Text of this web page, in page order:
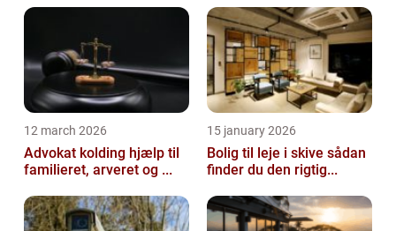
grund for hver enkelt taske. Chanel...
12 march 2026
Advokat kolding hjælp til
familieret, arveret og ...
15 january 2026
Bolig til leje i skive sådan
finder du den rigtig...